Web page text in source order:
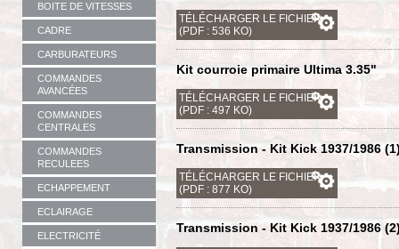
BOITE DE VITESSES
CADRE
CARBURATEURS
COMMANDES
AVANCÉES
COMMANDES
CENTRALES
COMMANDES
RECULEES
ECHAPPEMENT
ECLAIRAGE
ELECTRICITÉ
TÉLÉCHARGER LE FICHIER
(PDF : 536 KO)
Kit courroie primaire Ultima 3.35"
TÉLÉCHARGER LE FICHIER
(PDF : 497 KO)
Transmission - Kit Kick 1937/1986
TÉLÉCHARGER LE FICHIER
(PDF : 877 KO)
Transmission - Kit Kick 1937/1986